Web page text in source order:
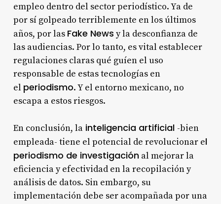
empleo dentro del sector periodístico. Ya de
por sí golpeado terriblemente en los últimos
años, por las Fake News y la desconfianza de
las audiencias. Por lo tanto, es vital establecer
regulaciones claras qué guíen el uso
responsable de estas tecnologías en
el periodismo. Y el entorno mexicano, no
escapa a estos riesgos.
En conclusión, lainteligencia artificial -bien
empleada- tiene el potencial de revolucionar el
periodismo de investigaciónal mejorar la
eficiencia y efectividad en la recopilación y
análisis de datos. Sin embargo, su
implementación debe ser acompañada por una